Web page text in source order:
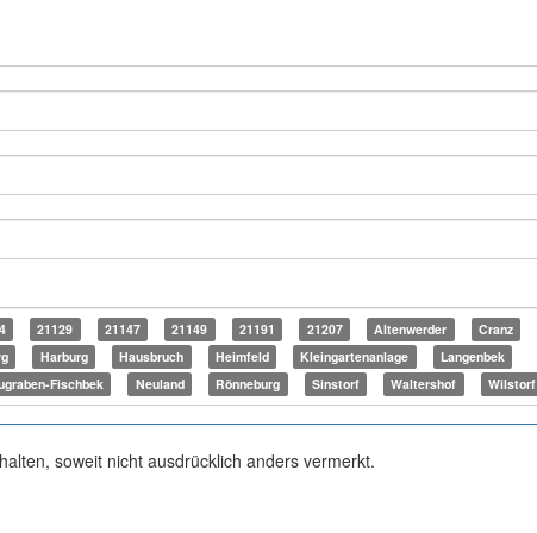
21129 21147 21149 21191 21207 Altenwerder
Cranz
Harburg Hausbruch Heimfeld Kleingartenanlage
Langenbek
Fischbek Neuland Rönneburg Sinstorf Waltershof Wilstorf
soweit nicht ausdrücklich anders vermerkt.